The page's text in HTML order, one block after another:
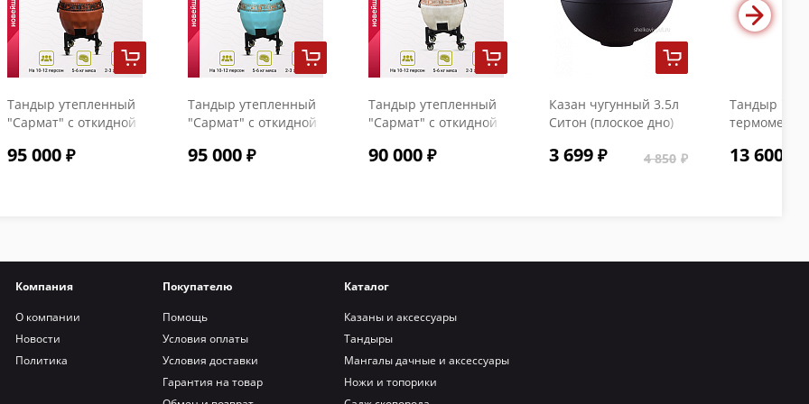
Тандыр утепленный
"Сармат" с откидной
термометром цвет
95 000
Тандыр утепленный
"Сармат" с откидной
термометром цвет
95 000
Тандыр утепленный
"Сармат" с откидной
термометром
90 000
Казан чугунный 3.5л
Ситон (плоское дно)
3 699 4 850
Тандыр
13 600
Компания
О компании
Новости
Политика
Покупателю
Помощь
Условия оплаты
Условия доставки
Гарантия на товар
Каталог
Казаны и аксессуары
Тандыры
Мангалы дачные и аксессуары
Ножи и топорики